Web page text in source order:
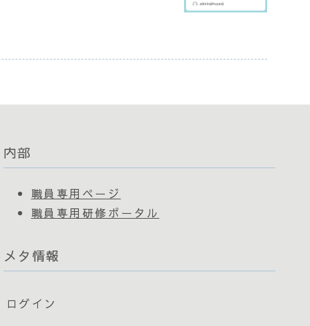
内部
職員専用ページ
職員専用研修ポータル
メタ情報
ログイン